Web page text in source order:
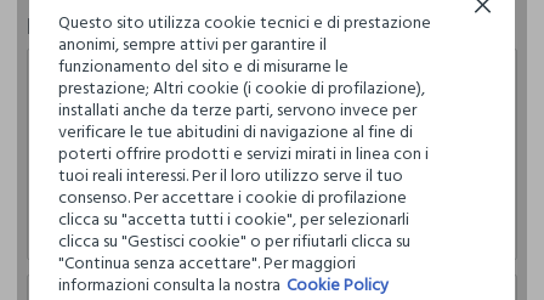
Recensioni
Francesca Diaferia
24.12.2025
Personale super gentile, soprattutto la commessa Luisa
signora molto disponibile e cura del servizio al cliente ci
ritornerò sicuramente
Questo sito utilizza cookie tecnici e di prestazione
anonimi, sempre attivi per garantire il
funzionamento del sito e di misurarne le
prestazione; Altri cookie (i cookie di profilazione),
installati anche da terze parti, servono invece per
verificare le tue abitudini di navigazione al fine di
poterti offrire prodotti e servizi mirati in linea con i
tuoi reali interessi. Per il loro utilizzo serve il tuo
consenso. Per accettare i cookie di profilazione
clicca su "accetta tutti i cookie", per selezionarli
clicca su "Gestisci cookie" o per rifiutarli clicca su
"Continua senza accettare". Per maggiori
informazioni consulta la nostra Cookie Policy
Continua senza accettare